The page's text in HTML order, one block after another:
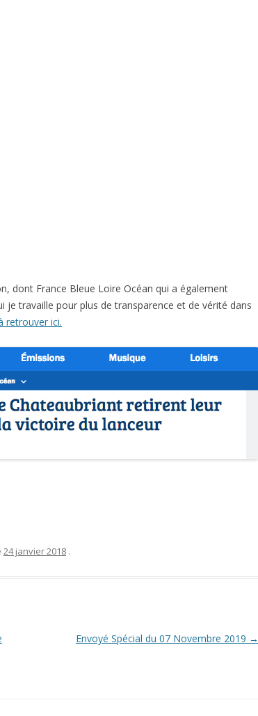
dont France Bleue Loire Océan qui a également
je travaille pour plus de transparence et de vérité dans
retrouver ici.
24 janvier 2018 .
Envoyé Spécial du 07 Novembre 2019 →